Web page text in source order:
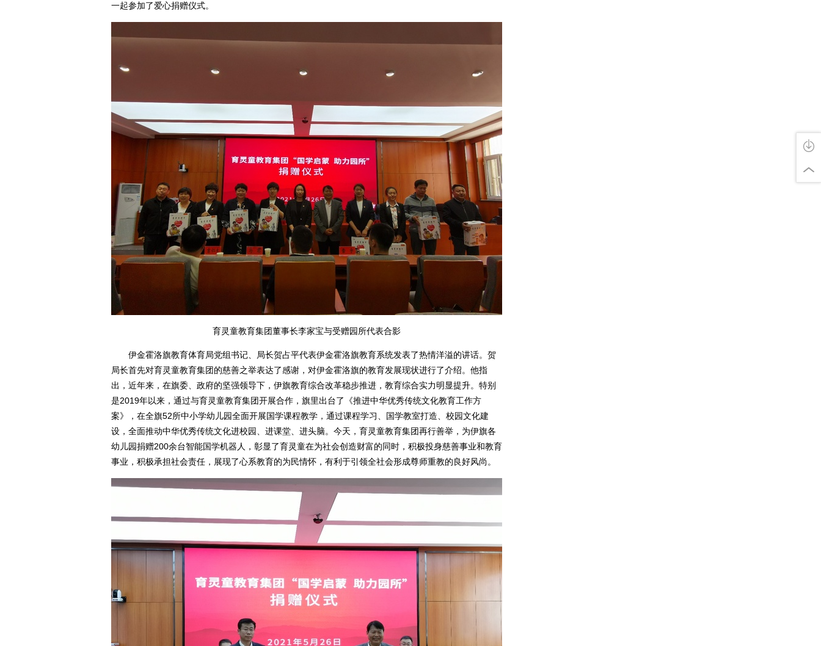
一起参加了爱心捐赠仪式。
育灵童教育集团董事长李家宝与受赠园所代表合影
伊金霍洛旗教育体育局党组书记、局长贺占平代表伊金霍洛旗教育系统发表了热情洋溢的讲话。贺
局长首先对育灵童教育集团的慈善之举表达了感谢，对伊金霍洛旗的教育发展现状进行了介绍。他指
出，近年来，在旗委、政府的坚强领导下，伊旗教育综合改革稳步推进，教育综合实力明显提升。特别
是2019年以来，通过与育灵童教育集团开展合作，旗里出台了《推进中华优秀传统文化教育工作方
案》，在全旗52所中小学幼儿园全面开展国学课程教学，通过课程学习、国学教室打造、校园文化建
设，全面推动中华优秀传统文化进校园、进课堂、进头脑。今天，育灵童教育集团再行善举，为伊旗各
幼儿园捐赠200余台智能国学机器人，彰显了育灵童在为社会创造财富的同时，积极投身慈善事业和教育
事业，积极承担社会责任，展现了心系教育的为民情怀，有利于引领全社会形成尊师重教的良好风尚。